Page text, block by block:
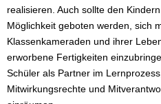
realisieren. Auch sollte den
Möglichkeit geboten werden, sich
Klassenkameraden und ihrer
erworbene Fertigkeiten
Schüler als Partner im
Mitwirkungsrechte und